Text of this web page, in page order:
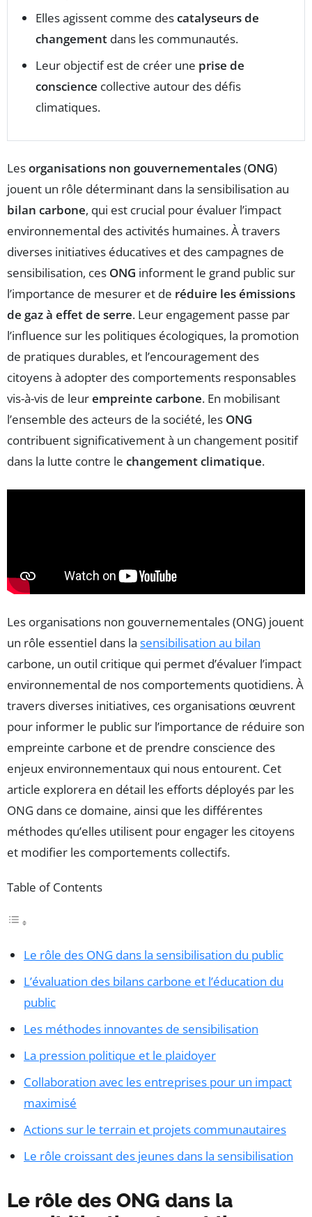
Elles agissent comme descatalyseurs de
changement dans les communautés.
Leur objectif est de créer une prise de
conscience collective autour des défis
climatiques.
Lesorganisations non gouvernementales(ONG)
jouent un rôle déterminant dans la sensibilisation au
bilan carbone, qui est crucial pour évaluer l’impact
environnemental des activités humaines. À travers
diverses initiatives éducatives et des campagnes de
sensibilisation, ces ONG informent le grand public sur
l’importance de mesurer et de réduire les émissions
de gaz à effet de serre. Leur engagement passe par
l’influence sur les politiques écologiques, la promotion
de pratiques durables, et l’encouragement des
citoyens à adopter des comportements responsables
vis-à-vis de leurempreinte carbone. En mobilisant
l’ensemble des acteurs de la société, les ONG
contribuent significativement à un changement positif
dans la lutte contre le changement climatique.
Les organisations non gouvernementales (ONG) jouent
un rôle essentiel dans la sensibilisation au bilan
carbone, un outil critique qui permet d’évaluer l’impact
environnemental de nos comportements quotidiens. À
travers diverses initiatives, ces organisations œuvrent
pour informer le public sur l’importance de réduire son
empreinte carbone et de prendre conscience des
enjeux environnementaux qui nous entourent. Cet
article explorera en détail les efforts déployés par les
ONG dans ce domaine, ainsi que les différentes
méthodes qu’elles utilisent pour engager les citoyens
et modifier les comportements collectifs.
Table of Contents
Le rôle des ONG dans la sensibilisation du public
L’évaluation des bilans carbone et l’éducation du
public
Les méthodes innovantes de sensibilisation
La pression politique et le plaidoyer
Collaboration avec les entreprises pour un impact
maximisé
Actions sur le terrain et projets communautaires
Le rôle croissant des jeunes dans la sensibilisation
Le rôle des ONG dans la